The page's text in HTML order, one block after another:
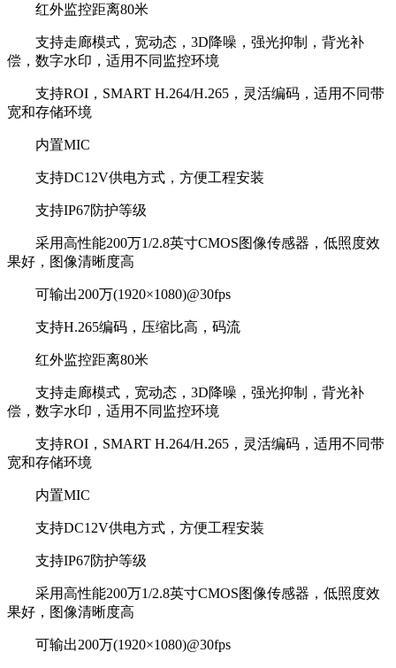
红外监控距离80米
支持走廊模式，宽动态，3D降噪，强光抑制，背光补
偿，数字水印，适用不同监控环境
支持ROI，SMART H.264/H.265，灵活编码，适用不同带
宽和存储环境
内置MIC
支持DC12V供电方式，方便工程安装
支持IP67防护等级
采用高性能200万1/2.8英寸CMOS图像传感器，低照度效
果好，图像清晰度高
可输出200万(1920×1080)@30fps
支持H.265编码，压缩比高，码流
红外监控距离80米
支持走廊模式，宽动态，3D降噪，强光抑制，背光补
偿，数字水印，适用不同监控环境
支持ROI，SMART H.264/H.265，灵活编码，适用不同带
宽和存储环境
内置MIC
支持DC12V供电方式，方便工程安装
支持IP67防护等级
采用高性能200万1/2.8英寸CMOS图像传感器，低照度效
果好，图像清晰度高
可输出200万(1920×1080)@30fps